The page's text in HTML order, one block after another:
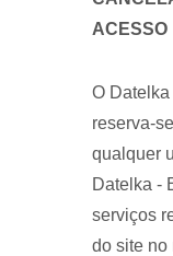
ACESSO
O
reserva-
qualquer
Datelka -
serviços
do site no